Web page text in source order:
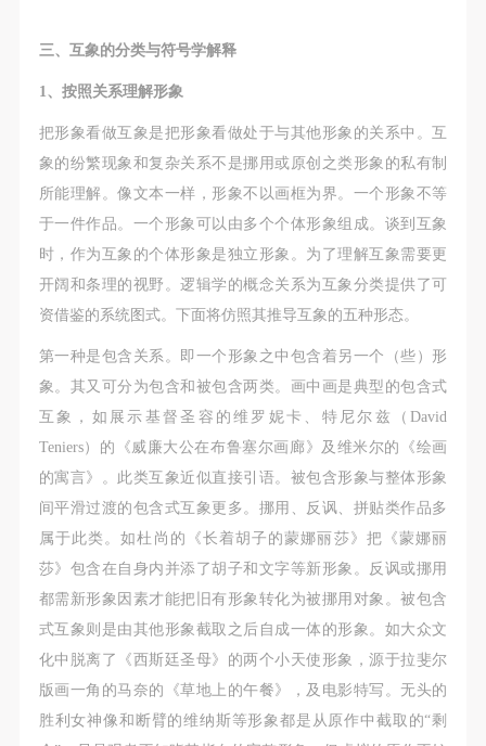
三、互象的分类与符号学解释
1、按照关系理解形象
把形象看做互象是把形象看做处于与其他形象的关系中。互
象的纷繁现象和复杂关系不是挪用或原创之类形象的私有制
所能理解。像文本一样，形象不以画框为界。一个形象不等
于一件作品。一个形象可以由多个个体形象组成。谈到互象
时，作为互象的个体形象是独立形象。为了理解互象需要更
开阔和条理的视野。逻辑学的概念关系为互象分类提供了可
资借鉴的系统图式。下面将仿照其推导互象的五种形态。
第一种是包含关系。即一个形象之中包含着另一个（些）形
象。其又可分为包含和被包含两类。画中画是典型的包含式
互象，如展示基督圣容的维罗妮卡、特尼尔兹（David
Teniers）的《威廉大公在布鲁塞尔画廊》及维米尔的《绘画
的寓言》。此类互象近似直接引语。被包含形象与整体形象
间平滑过渡的包含式互象更多。挪用、反讽、拼贴类作品多
属于此类。如杜尚的《长着胡子的蒙娜丽莎》把《蒙娜丽
莎》包含在自身内并添了胡子和文字等新形象。反讽或挪用
都需新形象因素才能把旧有形象转化为被挪用对象。被包含
式互象则是由其他形象截取之后自成一体的形象。如大众文
化中脱离了《西斯廷圣母》的两个小天使形象，源于拉斐尔
版画一角的马奈的《草地上的午餐》，及电影特写。无头的
胜利女神像和断臂的维纳斯等形象都是从原作中截取的“剩